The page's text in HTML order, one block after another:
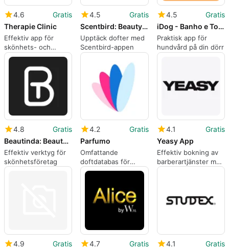
4.6
Gratis
Therapie Clinic
Effektiv app för
skönhets- och
hälsotjänster
4.5
Gratis
Scentbird: Beauty Subscription
Upptäck dofter med
Scentbird-appen
4.5
Gratis
iDog - Banho e Tosa do seu Dog
Praktisk app för
hundvård på din dörr
4.8
Gratis
Beautinda: Beauty-Business App
Effektiv verktyg för
skönhetsföretag
4.2
Gratis
Parfumo
Omfattande
doftdatabas för
iPhone
4.1
Gratis
Yeasy App
Effektiv bokning av
barberartjänster med
Yeasy
4.9
Gratis
4.7
Gratis
4.1
Gratis